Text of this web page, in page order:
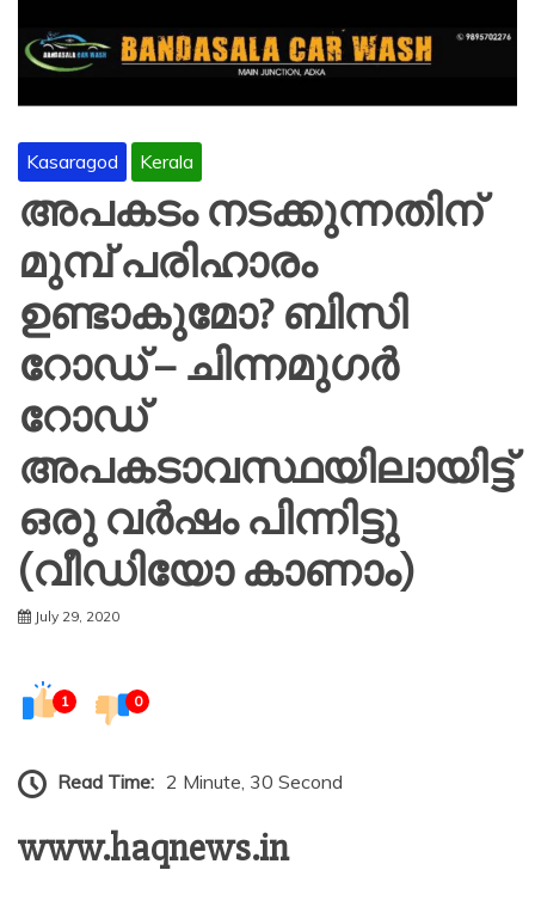
Kasaragod Kerala
അപകടം നടക്കുന്നതിന്
മുമ്പ് പരിഹാരം
ഉണ്ടാകുമോ? ബിസി
റോഡ് – ചിന്നമുഗർ
റോഡ്
അപകടാവസ്ഥയിലായിട്ട്
ഒരു വർഷം പിന്നിട്ടു
(വീഡിയോ കാണാം)
July 29, 2020
1 0
Read Time: 2 Minute, 30 Second
www.haqnews.in